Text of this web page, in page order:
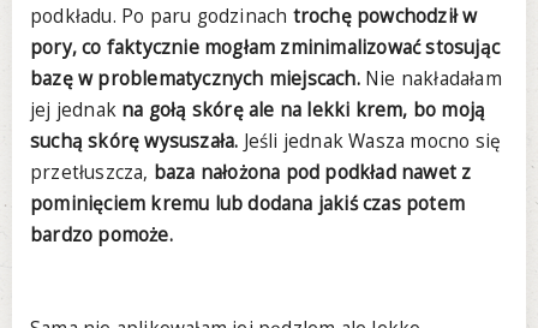
podkładu. Po paru godzinach trochę powchodził w
pory, co faktycznie mogłam zminimalizować stosując
bazę w problematycznych miejscach. Nie nakładałam
jej jednak na gołą skórę ale na lekki krem, bo moją
suchą skórę wysuszała. Jeśli jednak Wasza mocno się
przetłuszcza, baza nałożona pod podkład nawet z
pominięciem kremu lub dodana jakiś czas potem
bardzo pomoże.